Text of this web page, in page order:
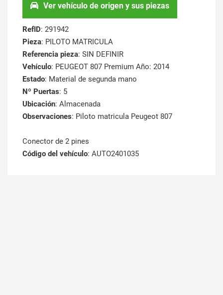
Ver vehículo de origen y sus piezas
RefID: 291942
Pieza: PILOTO MATRICULA
Referencia pieza: SIN DEFINIR
Vehículo: PEUGEOT 807 Premium Año: 2014
Estado: Material de segunda mano
Nº Puertas: 5
Ubicación: Almacenada
Observaciones: Piloto matricula Peugeot 807
Conector de 2 pines
Código del vehículo: AUTO2401035